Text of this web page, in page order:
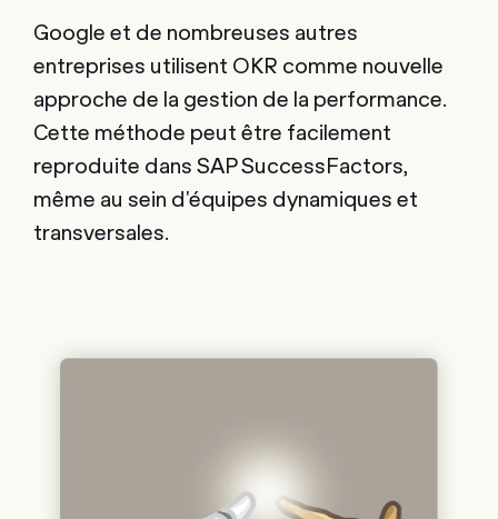
Google et de nombreuses autres
entreprises utilisent OKR comme nouvelle
approche de la gestion de la performance.
Cette méthode peut être facilement
reproduite dans SAP SuccessFactors,
même au sein d'équipes dynamiques et
transversales.